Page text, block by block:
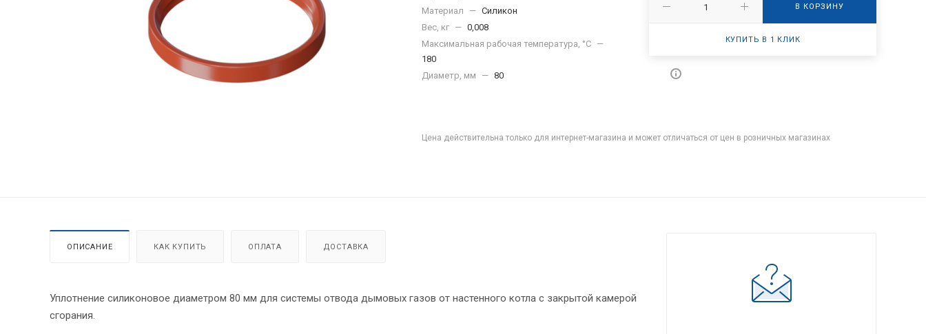
Материал
— Силикон
Вес, кг — 0,008
Максимальная рабочая температура, °C —
180
Диаметр, мм
— 80
В КОРЗИНУ
КУПИТЬ В 1 КЛИК
Цена действительна только для интернет-магазина и может отличаться от цен в розничных магазинах
ОПИСАНИЕ КАК КУПИТЬ ОПЛАТА ДОСТАВКА
Уплотнение силиконовое диаметром 80 мм для системы отвода дымовых газов от настенного котла с закрытой камерой
сгорания.